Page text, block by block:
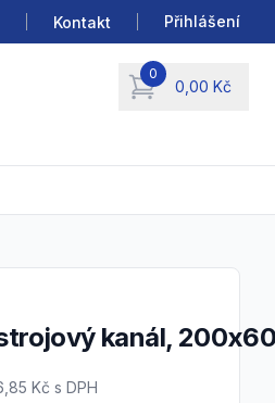
Kontakt Přihlášení
0
0,00 Kč
items in cart, view
kanál,
s DPH
Kč s DPH